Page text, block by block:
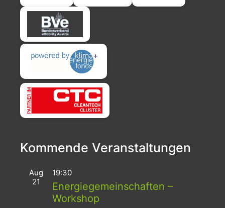
Kommende Veranstaltungen
Aug
21
19:30
Energiegemeinschaften –
Workshop